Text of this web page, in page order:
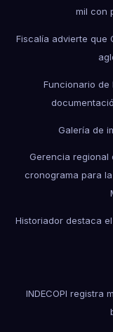
mil con
Fiscalía advierte que
Funcionario de
Galería de
Gerencia regional
cronograma para
Historiador destaca
INDECOPI registra